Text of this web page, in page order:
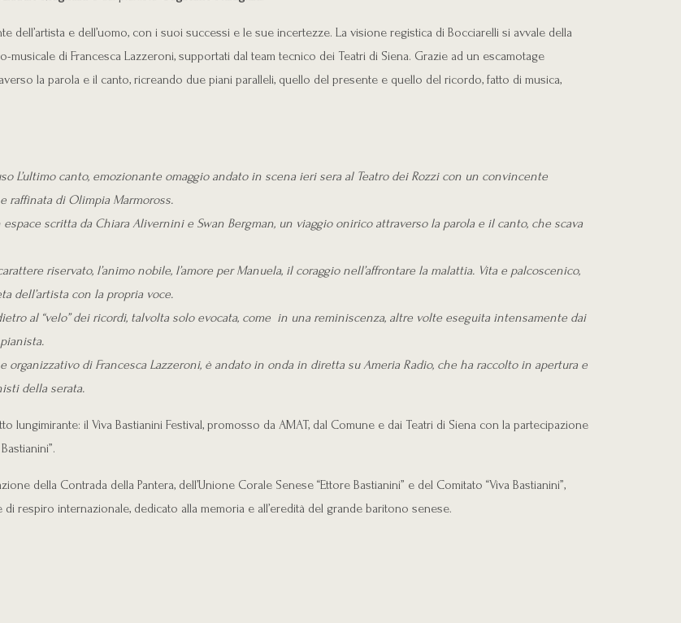
dell’artista e dell’uomo, con i suoi successi e le sue incertezze. La visione registica di Bocciarelli si avvale della
di Francesca Lazzeroni, supportati dal team tecnico dei Teatri di Siena. Grazie ad un escamotage
la parola e il canto, ricreando due piani paralleli, quello del presente e quello del ricordo, fatto di musica,
L’ultimo canto, emozionante omaggio andato in scena ieri sera al Teatro dei Rozzi con un convincente
raffinata di Olimpia Marmoross.
scritta da Chiara Alivernini e Swan Bergman, un viaggio onirico attraverso la parola e il canto, che scava
riservato, l’animo nobile, l’amore per Manuela, il coraggio nell’affrontare la malattia. Vita e palcoscenico,
dell’artista con la propria voce.
al “velo” dei ricordi, talvolta solo evocata, come in una reminiscenza, altre volte eseguita intensamente dai
organizzativo di Francesca Lazzeroni, è andato in onda in diretta su Ameria Radio, che ha raccolto in apertura e
della serata.
lungimirante: il Viva Bastianini Festival, promosso da AMAT, dal Comune e dai Teatri di Siena con la partecipazione
della Contrada della Pantera, dell’Unione Corale Senese “Ettore Bastianini” e del Comitato “Viva Bastianini”,
respiro internazionale, dedicato alla memoria e all’eredità del grande baritono senese.